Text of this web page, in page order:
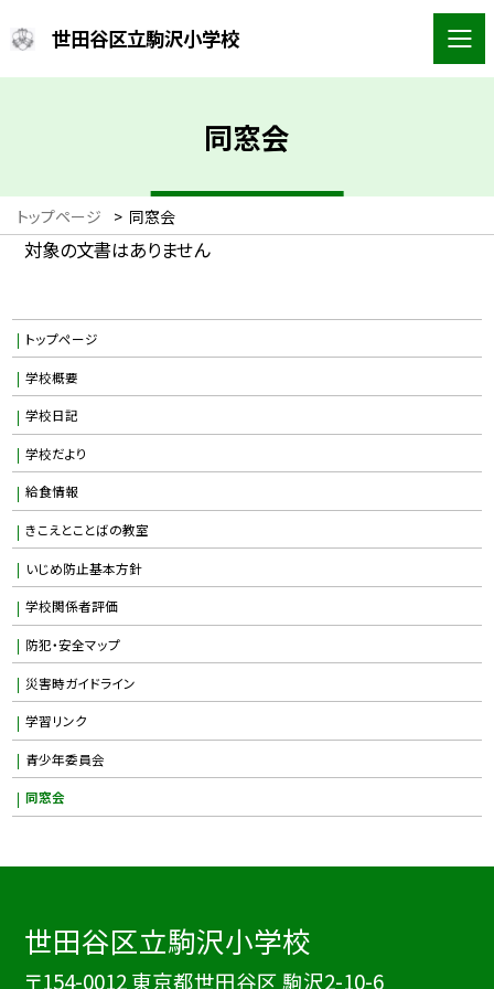
世田谷区立駒沢小学校
同窓会
トップページ > 同窓会
対象の文書はありません
トップページ
学校概要
学校日記
学校だより
給食情報
きこえとことばの教室
いじめ防止基本方針
学校関係者評価
防犯・安全マップ
災害時ガイドライン
学習リンク
青少年委員会
同窓会
世田谷区立駒沢小学校
〒154-0012 東京都世田谷区 駒沢2-10-6